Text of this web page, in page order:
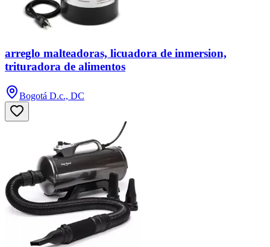
arreglo malteadoras, licuadora de inmersion,
trituradora de alimentos
Bogotá D.c., DC